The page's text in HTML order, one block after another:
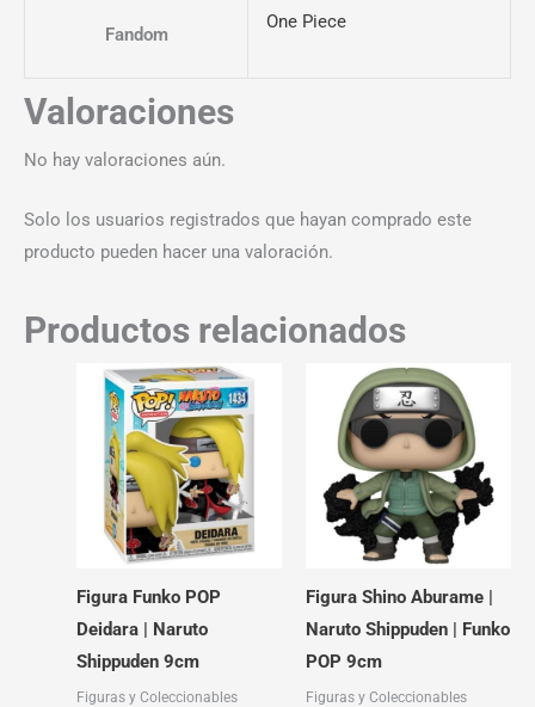
Fandom
One Piece
Valoraciones
No hay valoraciones aún.
Solo los usuarios registrados que hayan comprado este
producto pueden hacer una valoración.
Productos relacionados
Figura Funko POP
Deidara | Naruto
Shippuden 9cm
Figuras y Coleccionables
Figura Shino Aburame |
Naruto Shippuden | Funko
POP 9cm
Figuras y Coleccionables